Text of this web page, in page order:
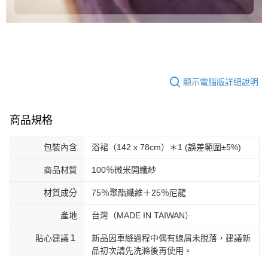
顯示電腦版詳細說明
商品規格
包裝內含 浴裙（142 x 78cm）＊1 (誤差範圍±5%)
商品材質 100％微米開纖紗
材質成分 75％聚酯纖維＋25％尼龍
產地 台灣（MADE IN TAIWAN）
貼心建議１
新品因車縫過程中偶有線屑未脫落，建議新
品初次請先洗滌後再使用。